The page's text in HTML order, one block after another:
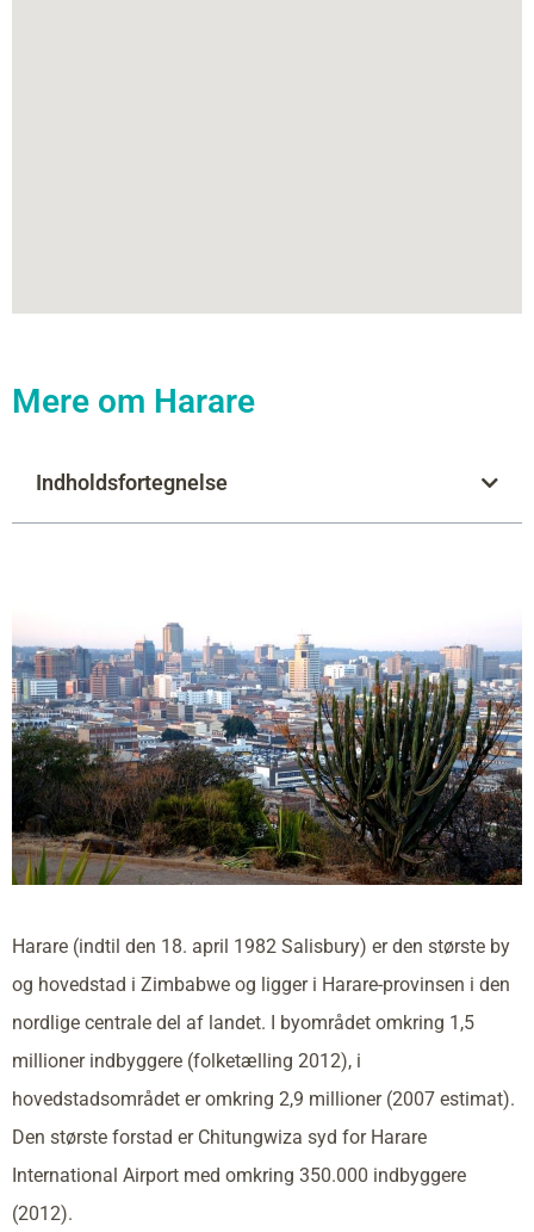
Mere om Harare
Indholdsfortegnelse
Harare (indtil den 18. april 1982 Salisbury) er den største by
og hovedstad i Zimbabwe og ligger i Harare-provinsen i den
nordlige centrale del af landet. I byområdet omkring 1,5
millioner indbyggere (folketælling 2012), i
hovedstadsområdet er omkring 2,9 millioner (2007 estimat).
Den største forstad er Chitungwiza syd for Harare
International Airport med omkring 350.000 indbyggere
(2012).